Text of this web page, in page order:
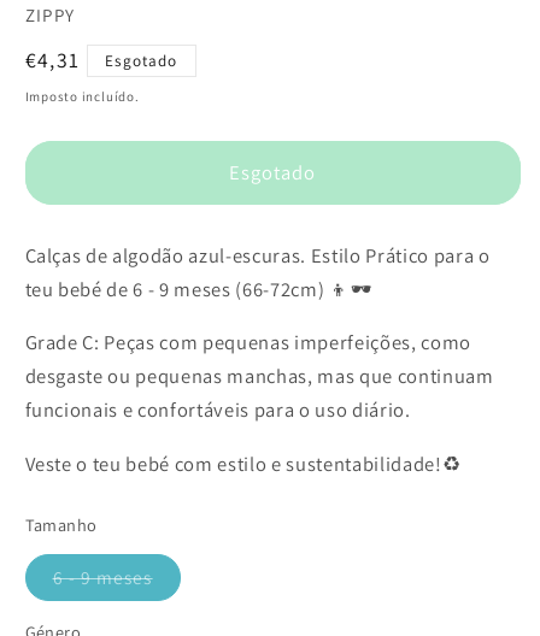
ZIPPY
Preço
normal
€4,31 Esgotado
Imposto incluído.
Esgotado
Calças de algodão azul-escuras. Estilo Prático para o
teu bebé de 6 - 9 meses (66-72cm) 👦🕶️
Grade C: Peças com pequenas imperfeições, como
desgaste ou pequenas manchas, mas que continuam
funcionais e confortáveis para o uso diário.
Veste o teu bebé com estilo e sustentabilidade!♻️
Tamanho
6 - 9 meses
Variante